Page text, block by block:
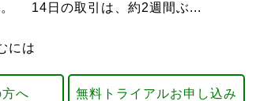
。 14日の取引は、約2週間ぶ...
には
へ 無料トライアルお申し込み